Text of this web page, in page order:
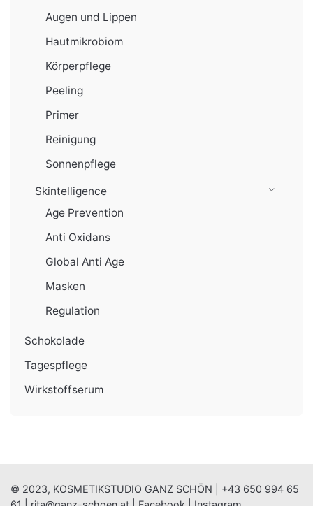
Augen und Lippen
Hautmikrobiom
Körperpflege
Peeling
Primer
Reinigung
Sonnenpflege
Skintelligence
Age Prevention
Anti Oxidans
Global Anti Age
Masken
Regulation
Schokolade
Tagespflege
Wirkstoffserum
© 2023, KOSMETIKSTUDIO GANZ SCHÖN | +43 650 994 65